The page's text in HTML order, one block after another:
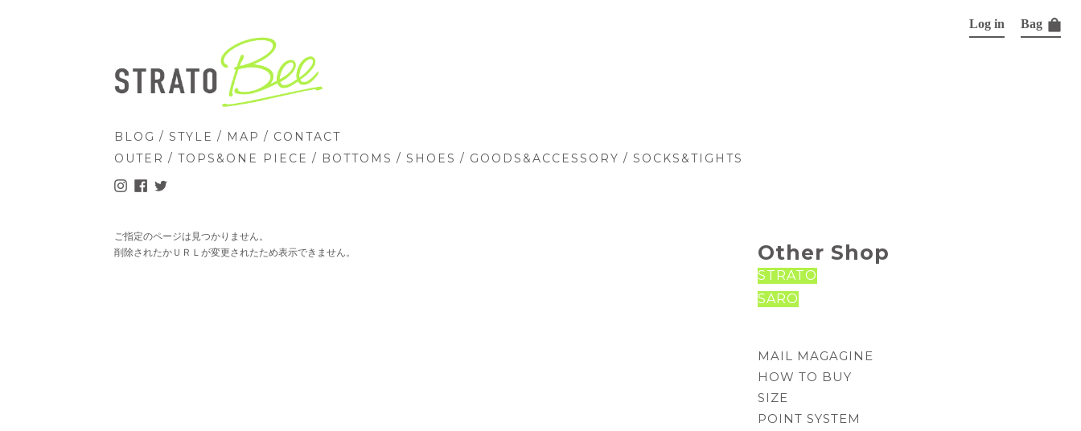
BLOG / STYLE / MAP / CONTACT
OUTER / TOPS&ONE PIECE / BOTTOMS / SHOES / GOODS&ACCESSORY / SOCKS&TIGHTS
Log in Bag
ご指定のページは見つかりません。
削除されたかＵＲＬが変更されたため表示できません。
Other Shop
STRATO
SARO
MAIL MAGAGINE
HOW TO BUY
SIZE
POINT SYSTEM